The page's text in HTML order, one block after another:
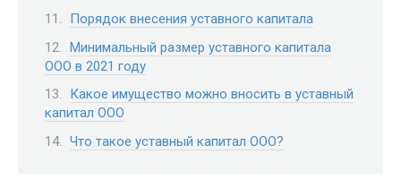
Порядок внесения уставного капитала
Минимальный размер уставного капитала
ООО в 2021 году
Какое имущество можно вносить в уставный
капитал ООО
Что такое уставный капитал ООО?